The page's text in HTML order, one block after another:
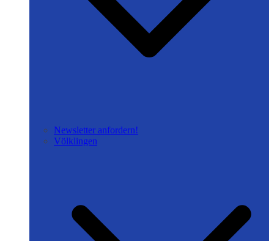
Newsletter anfordern!
Völklingen